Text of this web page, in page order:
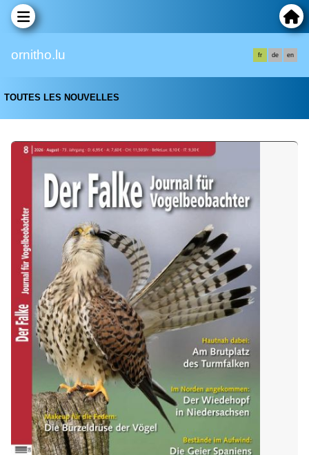
ornitho.lu fr de en
TOUTES LES NOUVELLES